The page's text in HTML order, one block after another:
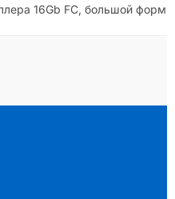
большой форм-фактор